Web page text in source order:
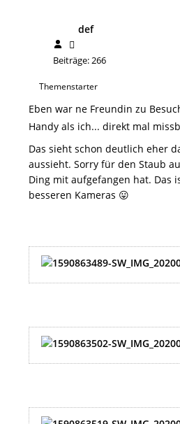
def
Beiträge: 266
Themenstarter
Eben war ne Freundin zu
Handy als ich... direkt mal
Das sieht schon deutlich eher
aussieht. Sorry für den Staub
Ding mit aufgefangen hat. Das
besseren Kameras 😛